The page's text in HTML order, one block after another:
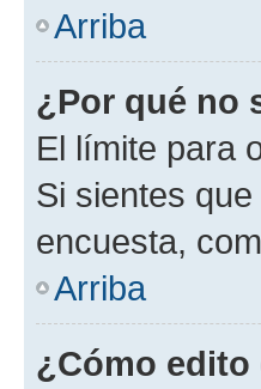
Arriba
¿Por qué no
El límite para
Si sientes
encuesta,
Arriba
¿Cómo